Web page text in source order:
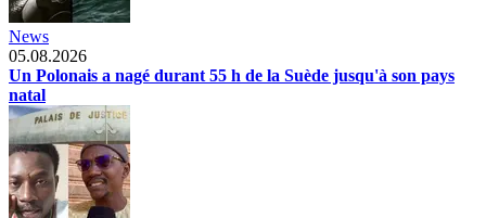
News
05.08.2026
Un Polonais a nagé durant 55 h de la Suède jusqu'à son pays
natal